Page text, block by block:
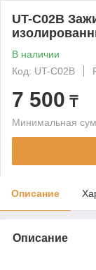
UT-C02B
В наличии
Код: UT-C02B
7 500 ₸
Минимальная
Описание
Описание